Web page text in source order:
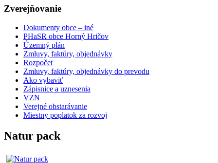
Zverejňovanie
Dokumenty obce – iné
PHaSR obce Horný Hričov
Územný plán
Zmluvy, faktúry, objednávky
Rozpočet
Zmluvy, faktúry, objednávky do prevodu
Ako vybaviť
Zápisnice a uznesenia
VZN
Verejné obstarávanie
Miestny poplatok za rozvoj
Natur pack